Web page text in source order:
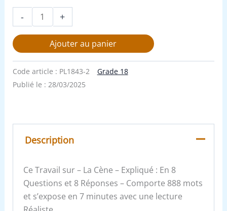
- +
Ajouter au panier
Code article : PL1843-2
Grade 18
Publié le : 28/03/2025
Description
Ce Travail sur – La Cène – Expliqué : En 8
Questions et 8 Réponses – Comporte 888 mots
et s’expose en 7 minutes avec une lecture